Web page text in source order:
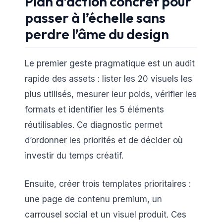
passer à l’échelle sans
perdre l’âme du design
Le premier geste pragmatique est un audit
rapide des assets : lister les 20 visuels les
plus utilisés, mesurer leur poids, vérifier les
formats et identifier les 5 éléments
réutilisables. Ce diagnostic permet
d’ordonner les priorités et de décider où
investir du temps créatif.
Ensuite, créer trois templates prioritaires :
une page de contenu premium, un
carrousel social et un visuel produit. Ces